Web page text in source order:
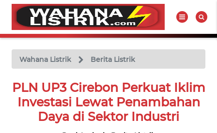
Wahana Listrik Berita Listrik
PLN UP3 Cirebon Perkuat Iklim
Investasi Lewat Penambahan
Daya di Sektor Industri
TV
Tutup
BERITA
LISTRIK
PRODUK